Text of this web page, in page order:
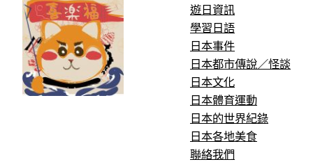
遊日資訊
學習日語
日本事件
日本都市傳說／怪談
日本文化
日本體育運動
日本的世界紀錄
日本各地美食
聯絡我們